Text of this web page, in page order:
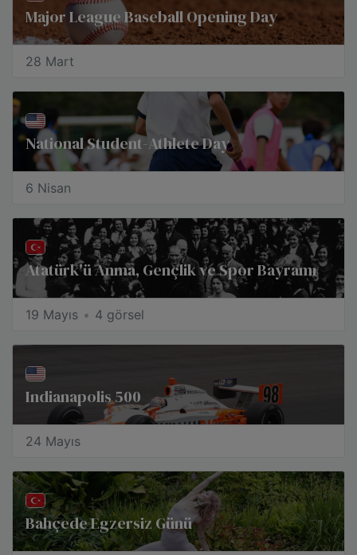
Major League Baseball Opening Day
28 Mart
National Student-Athlete Day
6 Nisan
Atatürk'ü Anma, Gençlik ve Spor Bayramı
19 Mayıs 4 görsel
Indianapolis 500
24 Mayıs
Bahçede Egzersiz Günü